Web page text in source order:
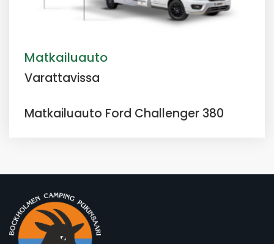
Matkailuauto
Varattavissa
Matkailuauto Ford Challenger 380